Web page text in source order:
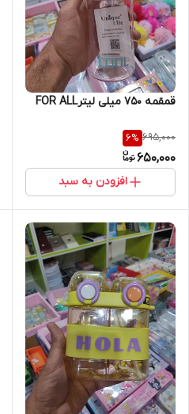
قمقمه 750 میلی لیترFOR ALL
695,000
6%
650,000
افزودن به سبد